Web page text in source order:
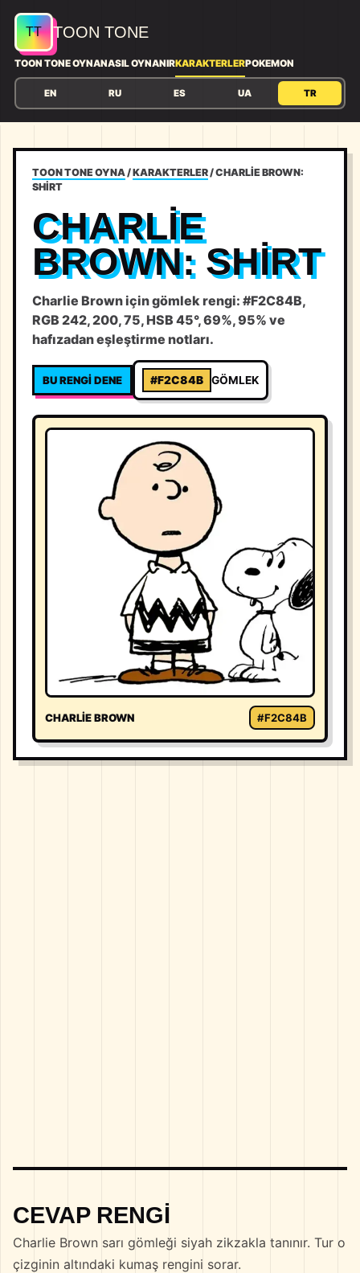
TOON TONE
TOON TONE OYNANASIL OYNANIRKARAKTERLERPOKEMON
EN RU ES UA TR
TOON TONE OYNA/KARAKTERLER/CHARLIE BROWN:
SHIRT
CHARLIE
BROWN: SHIRT
Charlie Brown için gömlek rengi: #F2C84B,
RGB 242, 200, 75, HSB 45°, 69%, 95% ve
hafızadan eşleştirme notları.
BU RENGI DENE #F2C84B GÖMLEK
CHARLIE BROWN #F2C84B
CEVAP RENGI
Charlie Brown sarı gömleği siyah zikzakla tanınır. Tur o
çizginin altındaki kumaş rengini sorar.